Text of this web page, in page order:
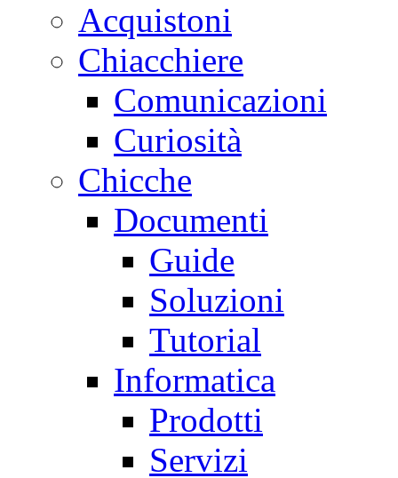
Acquistoni
Chiacchiere
Comunicazioni
Curiosità
Chicche
Documenti
Guide
Soluzioni
Tutorial
Informatica
Prodotti
Servizi